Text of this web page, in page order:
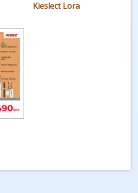
Kieslect Lora